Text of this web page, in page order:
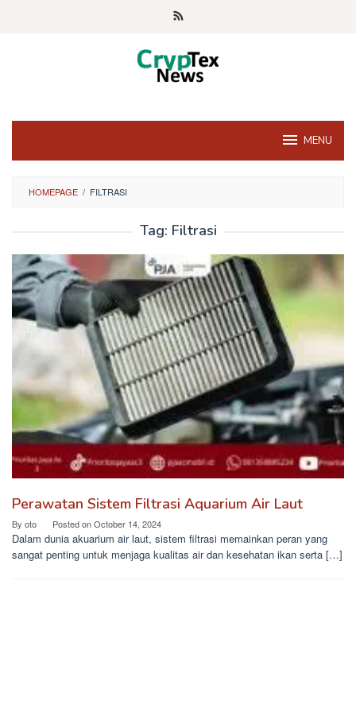
MENU
HOMEPAGE / FILTRASI
Tag: Filtrasi
Perawatan Sistem Filtrasi Aquarium Air Laut
By oto Posted onOctober 14, 2024
Dalam dunia akuarium air laut, sistem filtrasi memainkan peran yang
sangat penting untuk menjaga kualitas air dan kesehatan ikan serta […]